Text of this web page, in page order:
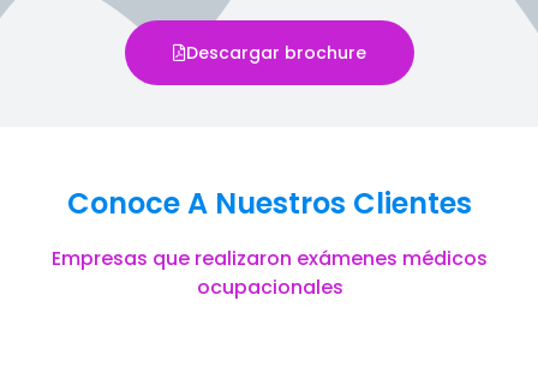
Descargar brochure
Conoce A Nuestros Clientes
Empresas que realizaron exámenes médicos
ocupacionales